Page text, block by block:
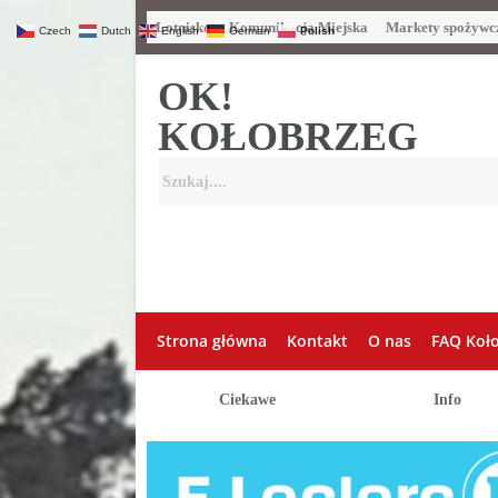
Lotnisko Komunikacja Miejska Markety
OK!
KOŁOBRZEG
Strona główna Kontakt O nas FAQ
Ciekawe Info
Czech Dutch English German Polish